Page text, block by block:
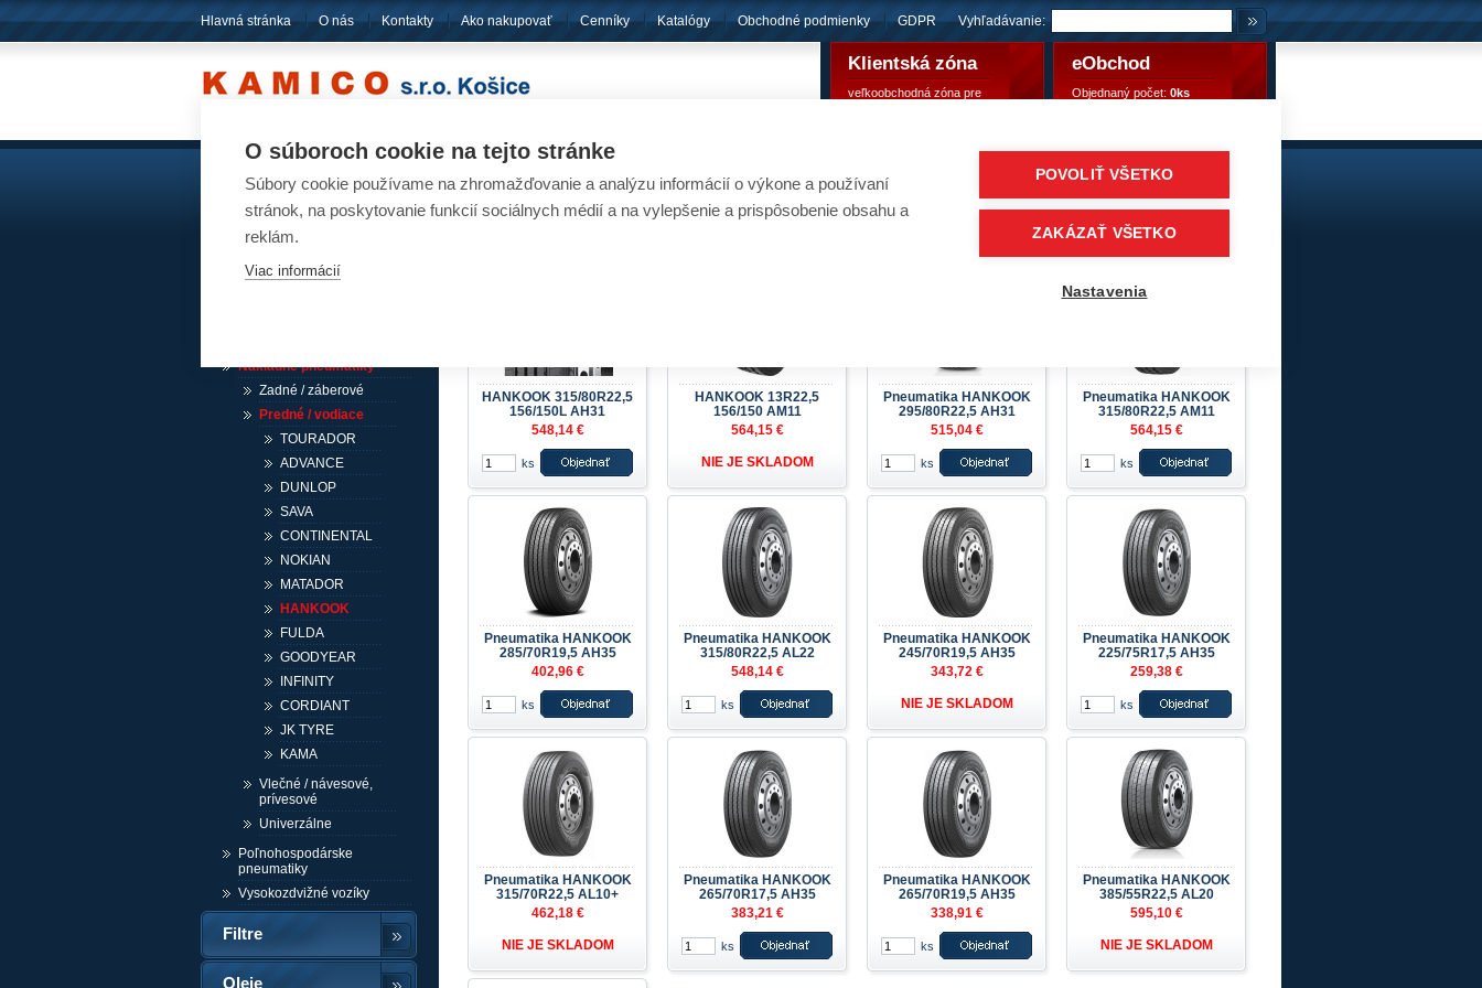
Hlavná stránka O nás Kontakty Ako nakupovať Cenníky Katalógy Obchodné podmienky GDPR Vyhľadávanie:
eObchod
Objednaný počet: 0ks
Klientská zóna
veľkoobchodná zóna pre
Akumulátory
Pneumatiky
Návesové pneumatiky /
Nákladné pneumatiky
Zadné / záberové
Predné / vodiace
TOURADOR
ADVANCE
DUNLOP
SAVA
CONTINENTAL
NOKIAN
MATADOR
HANKOOK
FULDA
GOODYEAR
INFINITY
CORDIANT
JK TYRE
KAMA
Vlečné / návesové,
prívesové
Univerzálne
Poľnohospodárske
pneumatiky
Vysokozdvižné vozíky
Filtre
Oleje
Pneumatiky - HANKOOK
Nákladné pneumatiky Predné / vodiace
HANKOOK 315/80R22,5
156/150L AH31
548,14 €
ks
HANKOOK 13R22,5
156/150 AM11
564,15 €
NIE JE SKLADOM
Pneumatika HANKOOK
295/80R22,5 AH31
515,04 €
ks
Pneumatika HANKOOK
315/80R22,5 AM11
564,15 €
ks
Pneumatika HANKOOK
285/70R19,5 AH35
402,96 €
ks
Pneumatika HANKOOK
315/80R22,5 AL22
548,14 €
ks
Pneumatika HANKOOK
245/70R19,5 AH35
343,72 €
NIE JE SKLADOM
Pneumatika HANKOOK
225/75R17,5 AH35
259,38 €
ks
Pneumatika HANKOOK
315/70R22,5 AL10+
462,18 €
NIE JE SKLADOM
Pneumatika HANKOOK
265/70R17,5 AH35
383,21 €
ks
Pneumatika HANKOOK
265/70R19,5 AH35
338,91 €
ks
Pneumatika HANKOOK
385/55R22,5 AL20
595,10 €
NIE JE SKLADOM
O súboroch cookie na tejto stránke
Súbory cookie používame na zhromažďovanie a analýzu informácií o výkone a používaní
stránok, na poskytovanie funkcií sociálnych médií a na vylepšenie a prispôsobenie obsahu a
reklám.
Viac informácií
POVOLIŤ VŠETKO
ZAKÁZAŤ VŠETKO
Nastavenia